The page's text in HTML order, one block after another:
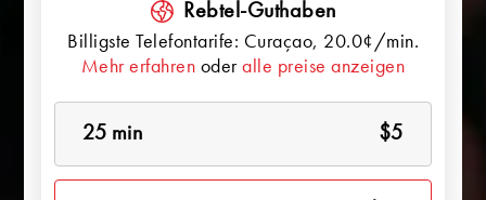
Rebtel-Guthaben
Billigste Telefontarife: Curaçao, 20.0¢/min.
Mehr erfahren oderalle preise anzeigen
25 min $5